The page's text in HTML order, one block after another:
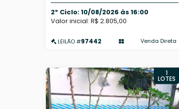
2º Ciclo: 10/08/2026 às 16:00
Valor inicial: R$ 2.805,00
LEILÃO #97442 Venda Direta
1
LOTES